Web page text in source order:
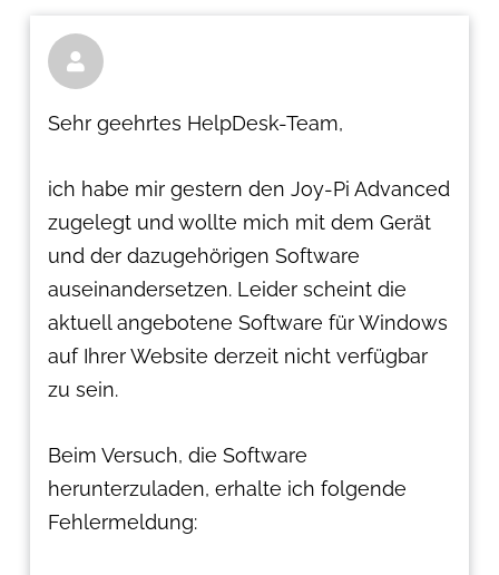

Sehr geehrtes HelpDesk-Team,
ich habe mir gestern den Joy-Pi Advanced
zugelegt und wollte mich mit dem Gerät
und der dazugehörigen Software
auseinandersetzen. Leider scheint die
aktuell angebotene Software für Windows
auf Ihrer Website derzeit nicht verfügbar
zu sein.
Beim Versuch, die Software
herunterzuladen, erhalte ich folgende
Fehlermeldung: